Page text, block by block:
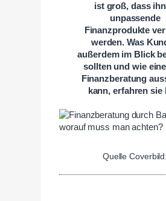
ist groß, dass
unpassende
Finanzprodukte
werden. Was
außerdem im Blick
sollten und wie
Finanzberatung
kann, erfahren sie
Quelle Coverbild: